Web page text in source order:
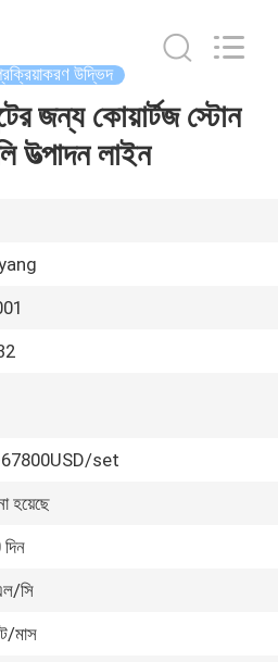
উদ্ভিদ
জন্য কোয়ার্টজ স্টোন
উত্পাদন লাইন
set
হয়েছে
সি
মাস